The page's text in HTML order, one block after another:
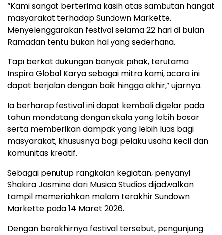
“Kamisangat berterima kasihatassambutan hangat
masyarakat terhadapSundown Markette.
Menyelenggarakan festivalselama22 haridi bulan
Ramadan tentu bukan halyangsederhana.
Tapi berkat dukungan banyak pihak, terutama
InspiraGlobal Karyasebagai mitra kami,acaraini
dapat berjalandengan baik hinggaakhir,”ujarnya.
Ia berharap festivalinidapat kembalidigelar pada
tahun mendatangdenganskalayang lebih besar
serta memberikandampakyang lebih luas bagi
masyarakat, khususnya bagi pelakuusaha kecildan
komunitas kreatif.
Sebagai penutup rangkaian kegiatan, penyanyi
Shakira Jasminedari Musica Studiosdijadwalkan
tampil memeriahkan malam terakhirSundown
Markette pada14 Maret 2026.
Dengan berakhirnya festival tersebut, pengunjung